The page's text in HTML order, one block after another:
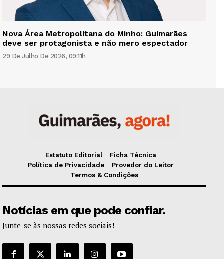
Nova Área Metropolitana do Minho: Guimarães
deve ser protagonista e não mero espectador
29 De Julho De 2026, 09:11h
Estatuto Editorial
Ficha Técnica
Política de Privacidade
Provedor do Leitor
Termos & Condições
Notícias em que pode confiar.
Junte-se às nossas redes sociais!